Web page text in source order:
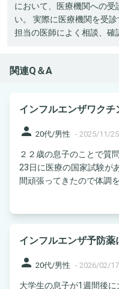
において、医療機関への受
い。 実際に医療機関を受
担当の医師によく相談、確
関連Q＆A
インフルエンザワク
person 20代/男性 - 2025/11/25
２２歳の息子のことで質
23日に医療の国家試験が
間頑張ってきたので体調を
インフルエンザ予防薬
person 20代/男性 - 2026/02/17
大学生の息子が1週間後